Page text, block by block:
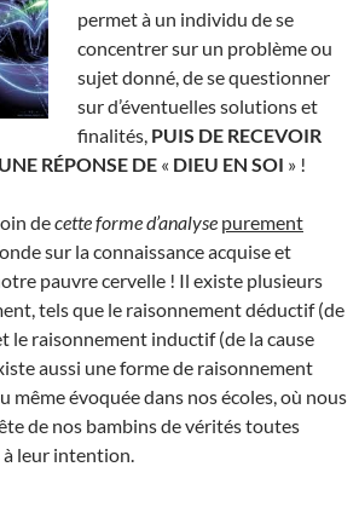
permet à un individu de se
concentrer sur un problème ou
sujet donné, de se questionner
sur d’éventuelles solutions et
finalités, PUIS DE RECEVOIR
RÉPONSE DE « DIEU EN SOI » !
decette formed’analyse purement
sur la connaissance acquise et
pauvre cervelle ! Il existe plusieurs
tels que le raisonnement déductif (de
le raisonnement inductif (de la cause
aussi une forme de raisonnement
même évoquée dans nos écoles, où nous
de nos bambins de vérités toutes
leur intention.